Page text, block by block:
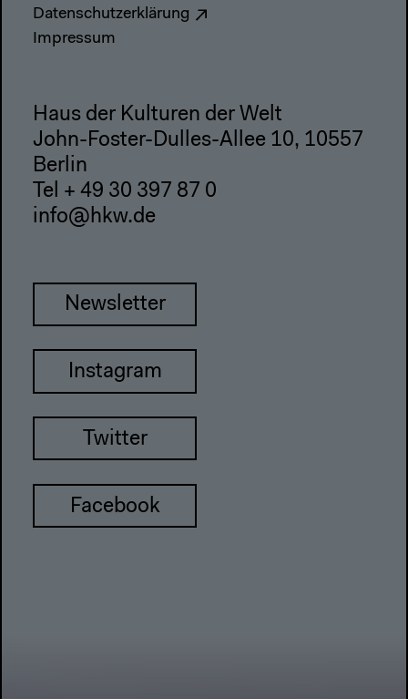
Datenschutzerklärung
Impressum
Haus der Kulturen der Welt
John-Foster-Dulles-Allee 10, 10557
Berlin
Tel + 49 30 397 87 0
info@hkw.de
Newsletter
Instagram
Twitter
Facebook